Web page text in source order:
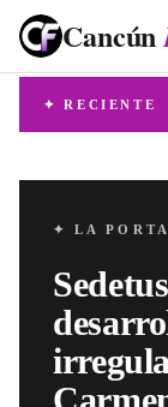
Cancún
✦ RECIENTE
Sedetus clausura 123 desarrollos inmobiliarios irregulares en Playa del Carmen, Tulum y Cancún·
✦ LA